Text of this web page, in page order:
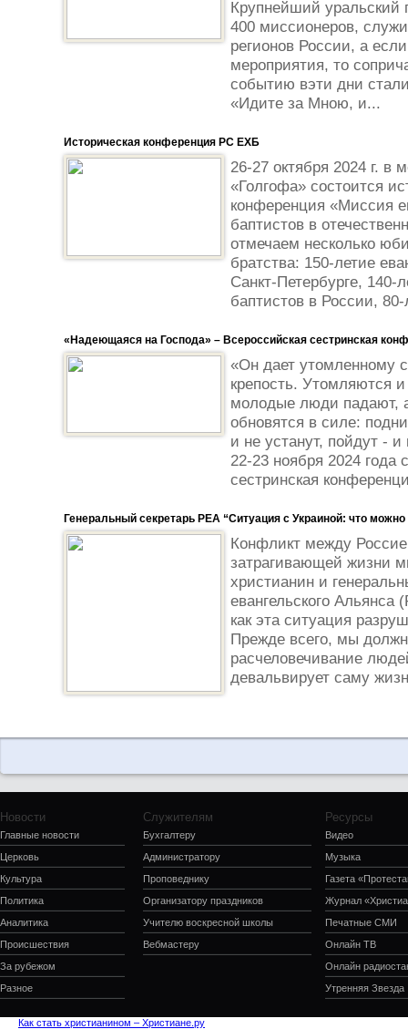
Крупнейший уральский
400 миссионеров,
регионов России, а
мероприятия, то
событию вэти дни
«Идите за Мною, и...
Историческая конференция РС ЕХБ
26-27 октября 2024 г. в
«Голгофа» состоится
конференция «Миссия
баптистов в
отмечаем несколько
братства: 150-летие
Санкт-Петербурге, 140-
баптистов в России,
«Надеющаяся на Господа» – Всероссийская сестринская
«Он дает утомленному
крепость. Утомляются
молодые люди падают,
обновятся в силе:
и не устанут, пойдут -
22-23 ноября 2024 года
сестринская
Генеральный секретарь РЕА “Ситуация с Украиной: что
Конфликт между
затрагивающей жизни
христианин и
евангельского Альянса
как эта ситуация
Прежде всего, мы
расчеловечивание
девальвирует саму
Новости
Главные новости
Церковь
Культура
Политика
Аналитика
Происшествия
За рубежом
Разное
Служителям
Бухгалтеру
Администратору
Проповеднику
Организатору праздников
Учителю воскресной школы
Вебмастеру
Ресурсы
Видео
Музыка
Газета
Журнал
Печатные СМИ
Онлайн ТВ
Онлайн
Утренняя Звезда
Как стать христианином – Христиане.ру